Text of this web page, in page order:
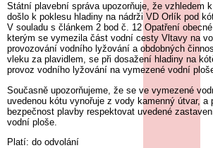
Státní plavební správa upozorňuje, že vzhledem
došlo k poklesu hladiny na nádrži VD Orlík pod
V souladu s článkem 2 bod č. 12 Opatření
kterým se vymezila část vodní cesty Vltavy na
provozování vodního lyžování a obdobných
vleku za plavidlem, se při dosažení hladiny na
provoz vodního lyžování na vymezené vodní
Současně upozorňujeme, že se ve vymezené
uvedenou kótu vynořuje z vody kamenný útvar, a
bezpečnost plavby respektovat uvedené
vodní ploše.
Platí: do odvolání